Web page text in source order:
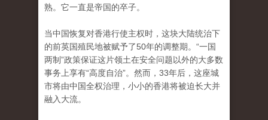
熟。它一直是帝国的卒子。
当中国恢复对香港行使主权时，这块大陆统治下
的前英国殖民地被赋予了50年的调整期。“一国
两制”政策保证这片领土在安全问题以外的大多数
事务上享有“高度自治”。然而，33年后，这座城
市将由中国全权治理，小小的香港将被迫长大并
融入大流。